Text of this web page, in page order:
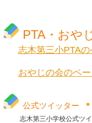
PTA・おや
志木第三小PTAの
おやじの会のペ
公式ツイッター
志木第三小学校公式ツイッ